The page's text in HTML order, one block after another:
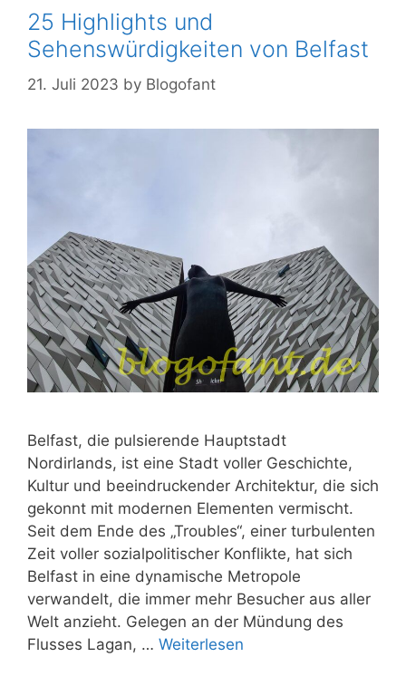
25 Highlights und
Sehenswürdigkeiten von Belfast
21. Juli 2023 by Blogofant
Belfast, die pulsierende Hauptstadt
Nordirlands, ist eine Stadt voller Geschichte,
Kultur und beeindruckender Architektur, die sich
gekonnt mit modernen Elementen vermischt.
Seit dem Ende des „Troubles“, einer turbulenten
Zeit voller sozialpolitischer Konflikte, hat sich
Belfast in eine dynamische Metropole
verwandelt, die immer mehr Besucher aus aller
Welt anzieht. Gelegen an der Mündung des
Flusses Lagan, … Weiterlesen